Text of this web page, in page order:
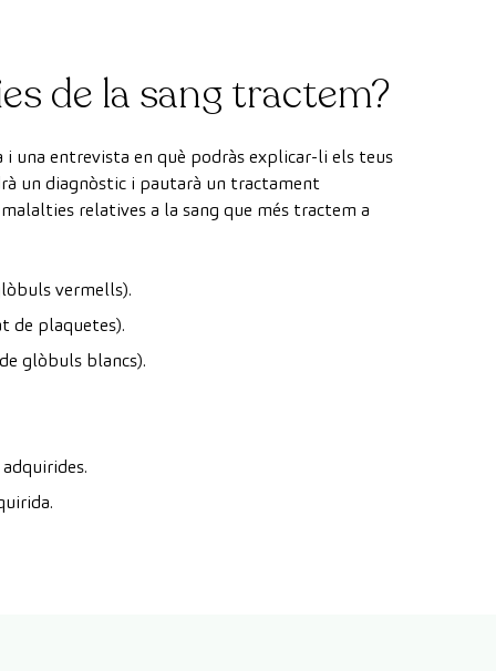
de la sang tractem?
una entrevista en què podràs explicar-li els teus
un diagnòstic i pautarà un tractament
relatives a la sang que més tractem a
vermells).
de plaquetes).
glòbuls blancs).